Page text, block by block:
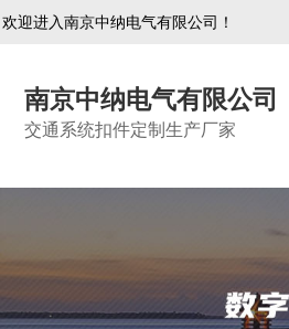
欢迎进入南京中纳电气有限公司！
南京中纳电气有限公司
交通系统扣件定制生产厂家